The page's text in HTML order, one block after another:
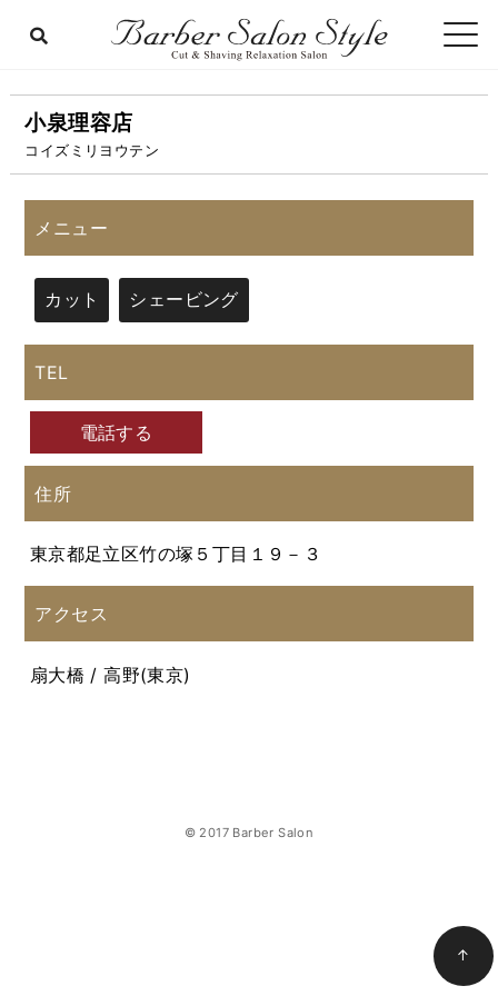
小泉理容店
コイズミリヨウテン
メニュー
カット シェービング
TEL
電話する
住所
東京都足立区竹の塚５丁目１９－３
アクセス
扇大橋 / 高野(東京)
© 2017 Barber Salon
↑